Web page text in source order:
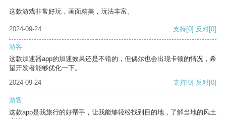
这款游戏非常好玩，画面精美，玩法丰富。
2024-09-24 支持[0] 反对[0]
游客
这款加速器app的加速效果还是不错的，但偶尔也会出现卡顿的情况，希
望开发者能够优化一下。
2024-09-24
支持[0] 反对[0]
游客
这款app是我旅行的好帮手，让我能够轻松找到目的地，了解当地的风土